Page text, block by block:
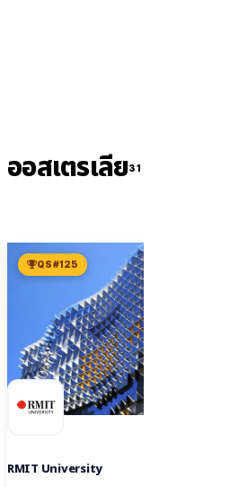
ออสเตรเลีย31 INSTITUTIONS
QS #125
RMIT University